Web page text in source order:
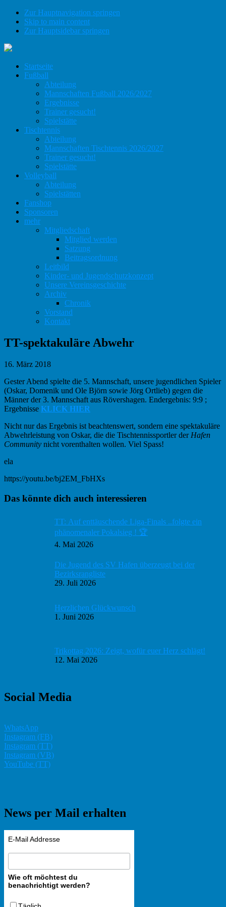
Zur Hauptnavigation springen
Skip to main content
Zur Hauptsidebar springen
Startseite
Fußball
Abteilung
Mannschaften Fußball 2026/2027
Ergebnisse
Trainer gesucht!
Spielstätte
Tischtennis
Abteilung
Mannschaften Tischtennis 2026/2027
Trainer gesucht!
Spielstätte
Volleyball
Abteilung
Spielstätten
Fanshop
Sponsoren
mehr
Mitgliedschaft
Mitglied werden
Satzung
Beitragsordnung
Leitbild
Kinder- und Jugendschutzkonzept
Unsere Vereinsgeschichte
Archiv
Chronik
Vorstand
Kontakt
TT-spektakuläre Abwehr
16. März 2018
Gester Abend spielte die 5. Mannschaft, unsere jugendlichen Spieler
(Oskar, Domenik und Ole Björn sowie Jörg Ortlieb) gegen die
Männer der 3. Mannschaft aus Rövershagen. Endergebnis: 9:9 ;
Ergebnisse KLICK HIER
Nicht nur das Ergebnis ist beachtenswert, sondern eine spektakuläre
Abwehrleistung von Oskar, die die Tischtennissportler der Hafen
Community nicht vorenthalten wollen. Viel Spass!
ela
https://youtu.be/bj2EM_FbHXs
Haupt-
Das könnte dich auch interessieren
TT: Auf enttäuschende Liga-Finals ..folgte ein
phänomenaler Pokalsieg ! 🏆
4. Mai 2026
Die Jugend des SV Hafen überzeugt bei der
Bezirksrangliste
29. Juli 2026
Herzlichen Glückwunsch
1. Juni 2026
Trikottag 2026: Zeigt, wofür euer Herz schlägt!
12. Mai 2026
Social Media
WhatsApp
Instagram (FB)
Instagram (TT)
Instagram (VB)
YouTube (TT)
News per Mail erhalten
E-Mail Addresse
Wie oft möchtest du
benachrichtigt werden?